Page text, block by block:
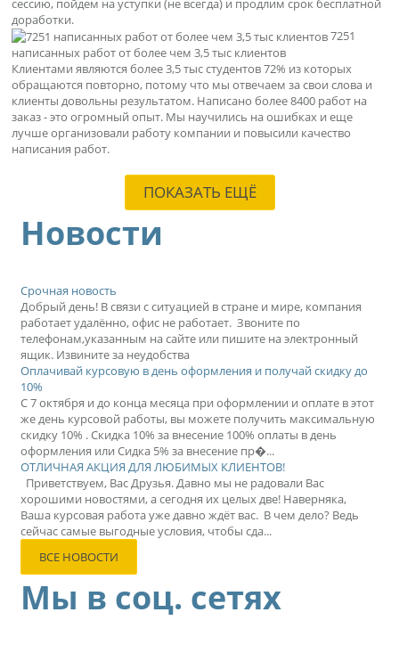
доработки.
7251
написанных работ от более чем 3,5 тыс клиентов
Клиентами являются более 3,5 тыс студентов 72% из которых
обращаются повторно, потому что мы отвечаем за свои слова и
клиенты довольны результатом. Написано более 8400 работ на
заказ - это огромный опыт. Мы научились на ошибках и еще
лучше организовали работу компании и повысили качество
написания работ.
ПОКАЗАТЬ ЕЩЁ
Новости
Срочная новость
Добрый день! В связи с ситуацией в стране и мире, компания
работает удалённо, офис не работает. Звоните по
телефонам,указанным на сайте или пишите на электронный
ящик. Извините за неудобства
Оплачивай курсовую в день оформления и получай скидку до
10%
С 7 октября и до конца месяца при оформлении и оплате в этот
же день курсовой работы, вы можете получить максимальную
скидку 10% . Скидка 10% за внесение 100% оплаты в день
оформления или Сидка 5% за внесение пр�...
ОТЛИЧНАЯ АКЦИЯ ДЛЯ ЛЮБИМЫХ КЛИЕНТОВ!
Приветствуем, Вас Друзья. Давно мы не радовали Вас
хорошими новостями, а сегодня их целых две! Наверняка,
Ваша курсовая работа уже давно ждёт вас. В чем дело? Ведь
сейчас самые выгодные условия, чтобы сда...
ВСЕ НОВОСТИ
Мы в соц. сетях